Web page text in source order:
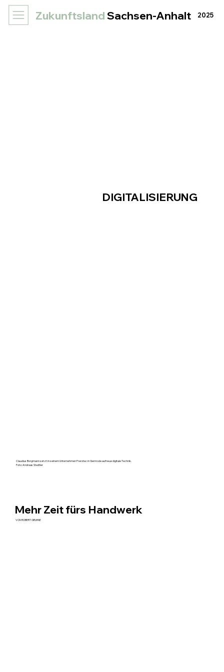
ZukunftslandSachsen-Anhalt 2025
DIGITALISIERUNG
Claudius Borgmann setzt in seinem Unternehmen Frerotec in Gernrode auf neue digitale Technik.
Foto: Andreas Stedtler
Mehr Zeit fürs Handwerk
VON ROBERT GRUHNE